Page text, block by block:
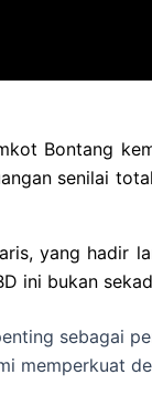
Bontang
senilai
yang hadir
ini bukan
sebagai
memperkuat